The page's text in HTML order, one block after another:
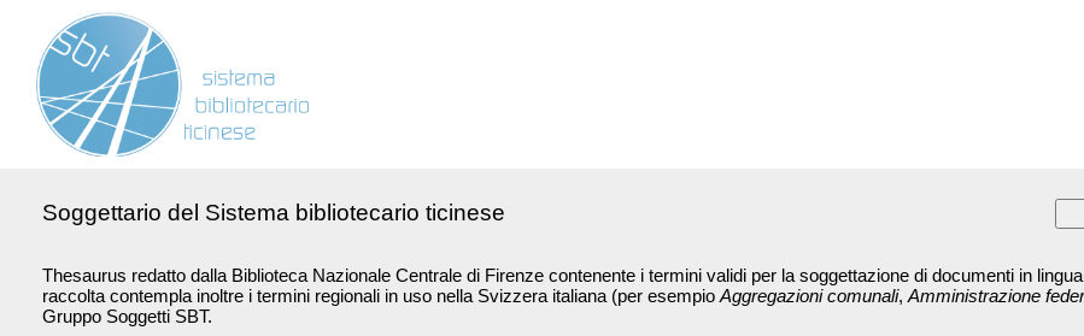
Soggettario del Sistema bibliotecario ticinese
Thesaurus redatto dalla Biblioteca Nazionale Centrale di Firenze contenente i termini validi per la soggettazione di documenti in
raccolta contempla inoltre i termini regionali in uso nella Svizzera italiana (per esempio Aggregazioni comunali, Amministrazione
Gruppo Soggetti SBT.